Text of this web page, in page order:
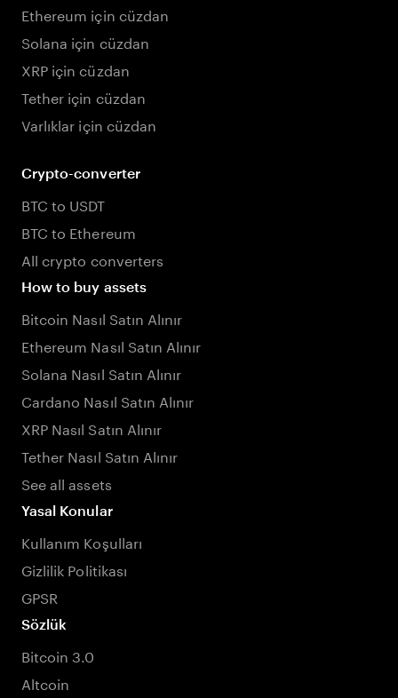
Ethereum için cüzdan
Solana için cüzdan
XRP için cüzdan
Tether için cüzdan
Varlıklar için cüzdan
Crypto-converter
BTC to USDT
BTC to Ethereum
All crypto converters
How to buy assets
Bitcoin Nasıl Satın Alınır
Ethereum Nasıl Satın Alınır
Solana Nasıl Satın Alınır
Cardano Nasıl Satın Alınır
XRP Nasıl Satın Alınır
Tether Nasıl Satın Alınır
See all assets
Yasal Konular
Kullanım Koşulları
Gizlilik Politikası
GPSR
Sözlük
Bitcoin 3.0
Altcoin